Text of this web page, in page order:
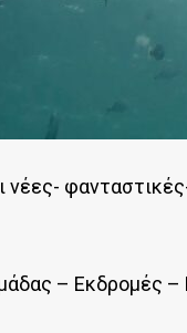
νέες-
– Εκδρομές –